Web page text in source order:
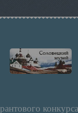
конкурса